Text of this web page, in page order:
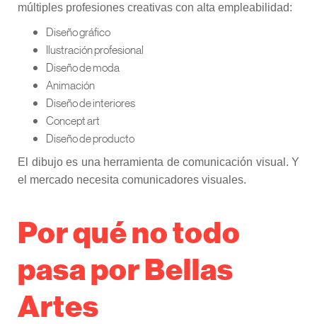
múltiples profesiones creativas con alta empleabilidad:
Diseño gráfico
Ilustración profesional
Diseño de moda
Animación
Diseño de interiores
Concept art
Diseño de producto
El dibujo es una herramienta de comunicación visual. Y
el mercado necesita comunicadores visuales.
Por qué no todo
pasa por Bellas
Artes